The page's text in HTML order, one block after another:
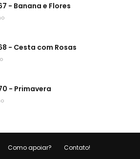
- Banana e Flores
- Cesta com Rosas
- Primavera
Como apoiar? Contato!